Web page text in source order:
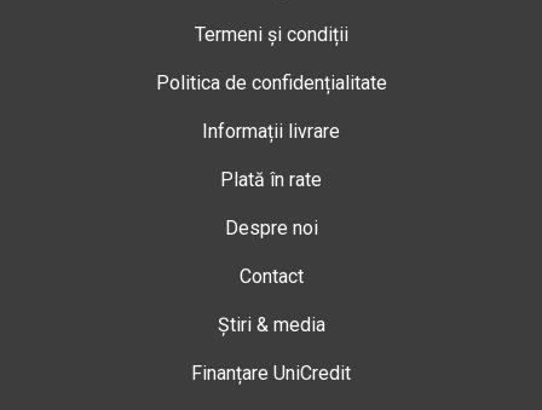
Termeni și condiții
Politica de confidențialitate
Informații livrare
Plată în rate
Despre noi
Contact
Știri & media
Finanțare UniCredit